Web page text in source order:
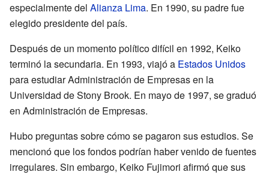
especialmente del Alianza Lima. En 1990, su padre fue
elegido presidente del país.
Después de un momento político difícil en 1992, Keiko
terminó la secundaria. En 1993, viajó a Estados Unidos
para estudiar Administración de Empresas en la
Universidad de Stony Brook. En mayo de 1997, se graduó
en Administración de Empresas.
Hubo preguntas sobre cómo se pagaron sus estudios. Se
mencionó que los fondos podrían haber venido de fuentes
irregulares. Sin embargo, Keiko Fujimori afirmó que sus